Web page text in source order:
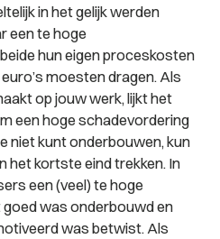
in het gelijk werden
een te hoge
hun eigen proceskosten
moesten dragen. Als
op jouw werk, lijkt het
een hoge schadevordering
niet kunt onderbouwen, kun
het kortste eind trekken. In
een (veel) te hoge
was onderbouwd en
was betwist. Als